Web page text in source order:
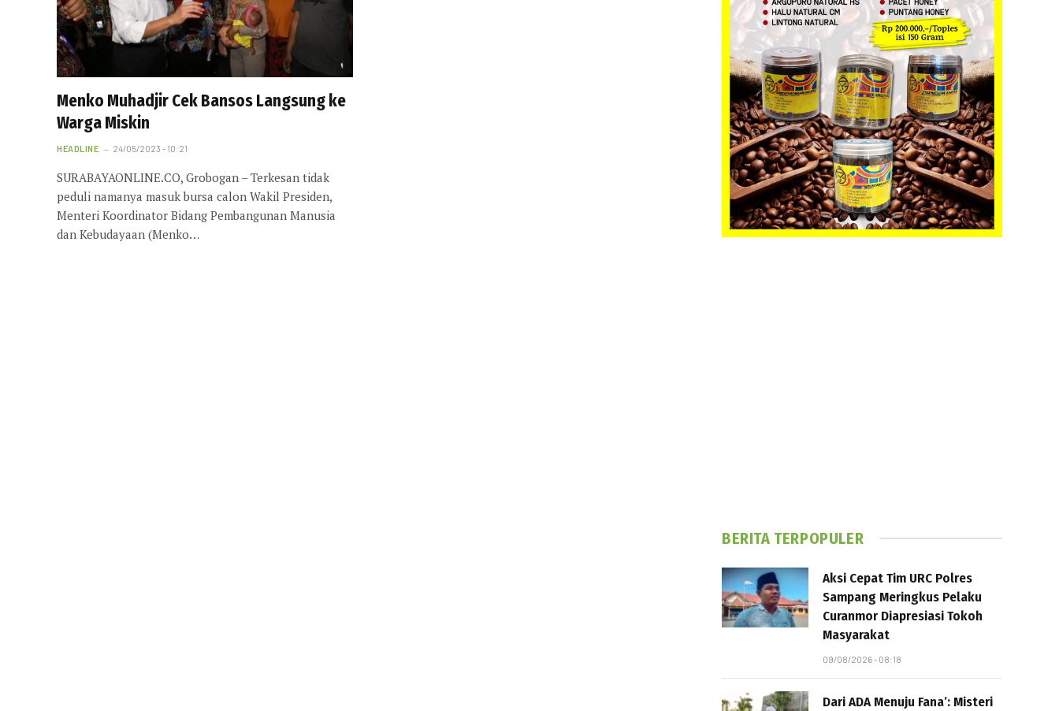
Menko Muhadjir Cek Bansos Langsung ke
Warga Miskin
HEADLINE 24/05/2023 - 10:21
SURABAYAONLINE.CO, Grobogan – Terkesan tidak
peduli namanya masuk bursa calon Wakil Presiden,
Menteri Koordinator Bidang Pembangunan Manusia
dan Kebudayaan (Menko…
BERITA TERPOPULER
Aksi Cepat Tim URC Polres
Sampang Meringkus Pelaku
Curanmor Diapresiasi Tokoh
Masyarakat
09/08/2026 - 08:18
Dari ADA Menuju Fana’: Misteri